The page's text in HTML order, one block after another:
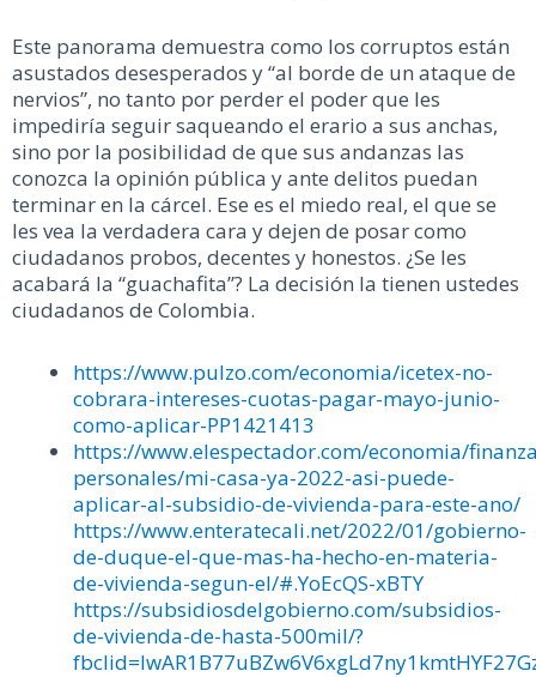
Este panorama demuestra como los corruptos están
asustados desesperados y “al borde de un ataque de
nervios”, no tanto por perder el poder que les
impediría seguir saqueando el erario a sus anchas,
sino por la posibilidad de que sus andanzas las
conozca la opinión pública y ante delitos puedan
terminar en la cárcel. Ese es el miedo real, el que se
les vea la verdadera cara y dejen de posar como
ciudadanos probos, decentes y honestos. ¿Se les
acabará la “guachafita”? La decisión la tienen ustedes
ciudadanos de Colombia.
https://www.pulzo.com/economia/icetex-no-
cobrara-intereses-cuotas-pagar-mayo-junio-
como-aplicar-PP1421413
https://www.elespectador.com/economia/
personales/mi-casa-ya-2022-asi-puede-
aplicar-al-subsidio-de-vivienda-para-este-ano/
https://www.enteratecali.net/2022/01/gobierno-
de-duque-el-que-mas-ha-hecho-en-materia-
de-vivienda-segun-el/#.YoEcQS-xBTY
https://subsidiosdelgobierno.com/subsidios-
de-vivienda-de-hasta-500mil/?